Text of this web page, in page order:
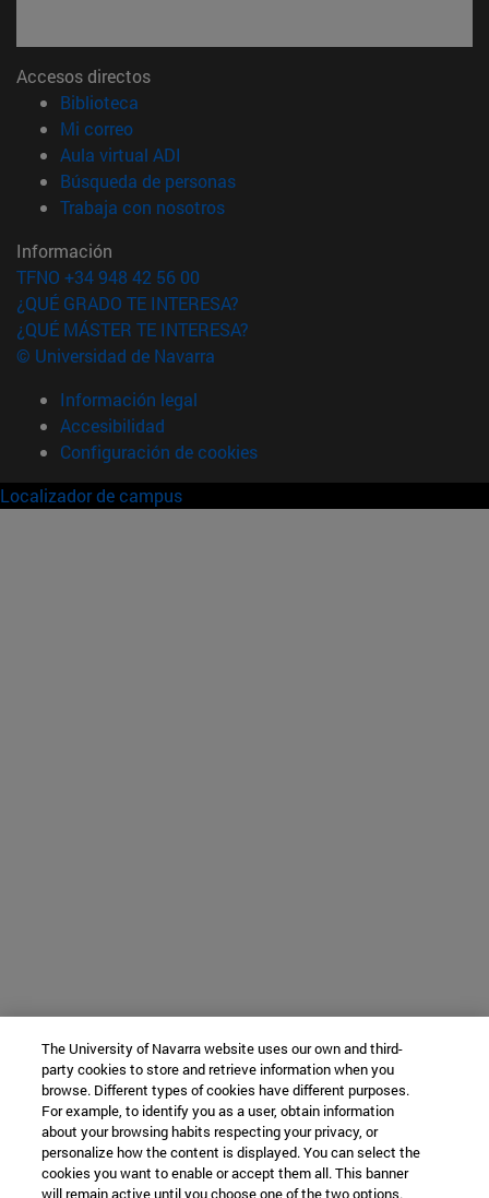
Accesos directos
Biblioteca
Mi correo(abre en nueva ventana)
Aula virtual ADI
Búsqueda de personas(abre en nueva ventana)
Trabaja con nosotros(abre en nueva ventana)
Información
TFNO +34 948 42 56 00
¿QUÉ GRADO TE INTERESA?
¿QUÉ MÁSTER TE INTERESA?
© Universidad de Navarra
Información legal
Accesibilidad
Configuración de cookies
Localizador de campus
The University of Navarra website uses our own and third-
party cookies to store and retrieve information when you
browse. Different types of cookies have different purposes.
For example, to identify you as a user, obtain information
about your browsing habits respecting your privacy, or
personalize how the content is displayed. You can select the
cookies you want to enable or accept them all. This banner
will remain active until you choose one of the two options.